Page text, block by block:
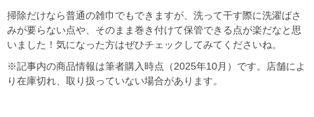
掃除だけなら普通の雑巾でもできますが、洗って干す際に洗濯ばさ
みが要らない点や、そのまま巻き付けて保管できる点が楽だなと思
いました！気になった方はぜひチェックしてみてくださいね。
※記事内の商品情報は筆者購入時点（2025年10月）です。店舗によ
り在庫切れ、取り扱っていない場合があります。